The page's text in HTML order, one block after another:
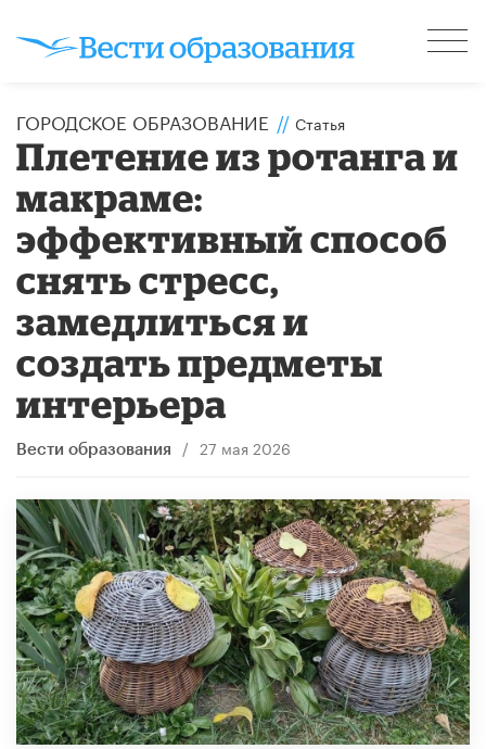
ГОРОДСКОЕ ОБРАЗОВАНИЕ // Статья
​Плетение из ротанга и
макраме:
эффективный способ
снять стресс,
замедлиться и
создать предметы
интерьера
Вести образования / 27 мая 2026